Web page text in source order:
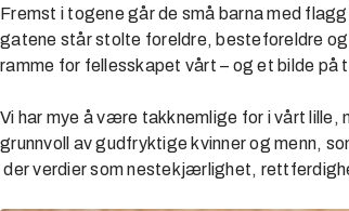
Fremst i togene går de små barna med
gatene står stolte foreldre, besteforeldre
ramme for fellesskapet vårt – og et bilde på
Vi har mye å være takknemlige for i vårt
grunnvoll av gudfryktige kvinner og menn,
der verdier som nestekjærlighet,